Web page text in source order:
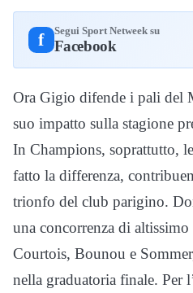
f Segui Sport Netweek su
Facebook
Ora Gigio difende i pali del
suo impatto sulla stagione
In Champions, soprattutto,
fatto la differenza,
trionfo del club parigino.
una concorrenza di
Courtois, Bounou e
nella graduatoria finale. Per